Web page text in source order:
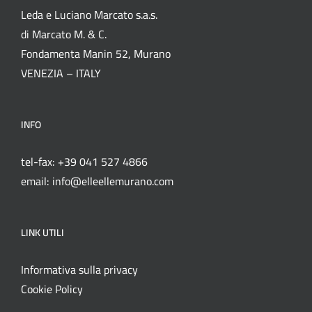
Leda e Luciano Marcato s.a.s.
di Marcato M. & C.
Fondamenta Manin 52, Murano
VENEZIA – ITALY
INFO
tel-fax: +39 041 527 4866
email: info@elleellemurano.com
LINK UTILI
Informativa sulla privacy
Cookie Policy